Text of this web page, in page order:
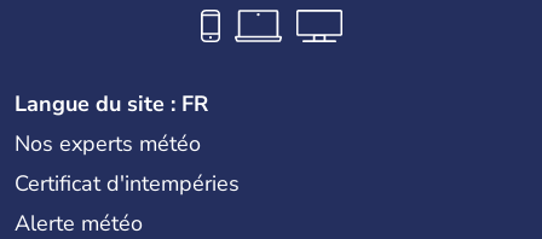
Langue du site : FR
Nos experts météo
Certificat d'intempéries
Alerte météo